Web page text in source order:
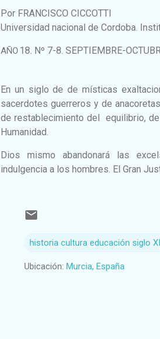
Por FRANCISCO CICCOTTI
Universidad nacional de Cordoba.
AÑO 18. Nº 7-8. SEPTIEMBRE-
En un siglo de de místicas
sacerdotes guerreros y de
de restablecimiento del equilibrio,
Humanidad.
Dios mismo abandonará las
indulgencia a los hombres. El Gran
historia cultura educación siglo
Ubicación: Murcia, España